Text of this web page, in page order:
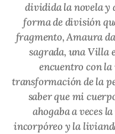
dividida la novela y
forma de división
fragmento, Amaura
sagrada, una Villa
encuentro con
transformación de la
saber que mi
ahogaba a veces
incorpóreo y la